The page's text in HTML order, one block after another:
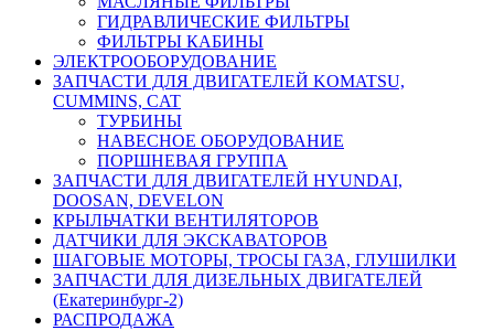
ГИДРАВЛИЧЕСКИЕ ФИЛЬТРЫ
ФИЛЬТРЫ КАБИНЫ
ЭЛЕКТРООБОРУДОВАНИЕ
ЗАПЧАСТИ ДЛЯ ДВИГАТЕЛЕЙ KOMATSU,
CUMMINS, CAT
ТУРБИНЫ
НАВЕСНОЕ ОБОРУДОВАНИЕ
ПОРШНЕВАЯ ГРУППА
ЗАПЧАСТИ ДЛЯ ДВИГАТЕЛЕЙ HYUNDAI,
DOOSAN, DEVELON
КРЫЛЬЧАТКИ ВЕНТИЛЯТОРОВ
ДАТЧИКИ ДЛЯ ЭКСКАВАТОРОВ
ШАГОВЫЕ МОТОРЫ, ТРОСЫ ГАЗА, ГЛУШИЛКИ
ЗАПЧАСТИ ДЛЯ ДИЗЕЛЬНЫХ ДВИГАТЕЛЕЙ
(Екатеринбург-2)
РАСПРОДАЖА